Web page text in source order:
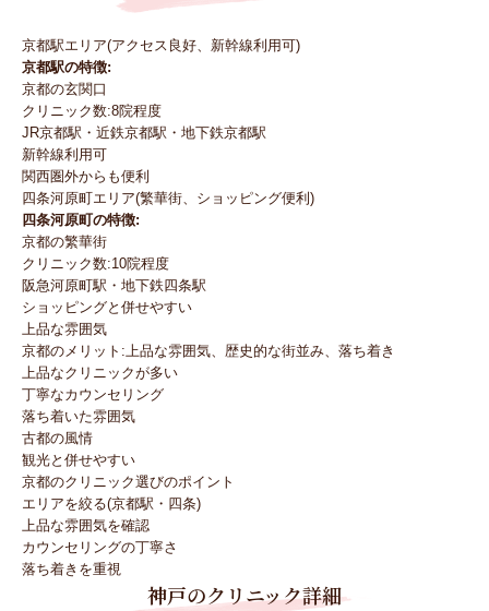
京都駅エリア(アクセス良好、新幹線利用可)
京都駅の特徴:
京都の玄関口
クリニック数:8院程度
JR京都駅・近鉄京都駅・地下鉄京都駅
新幹線利用可
関西圏外からも便利
四条河原町エリア(繁華街、ショッピング便利)
四条河原町の特徴:
京都の繁華街
クリニック数:10院程度
阪急河原町駅・地下鉄四条駅
ショッピングと併せやすい
上品な雰囲気
京都のメリット:上品な雰囲気、歴史的な街並み、落ち着き
上品なクリニックが多い
丁寧なカウンセリング
落ち着いた雰囲気
古都の風情
観光と併せやすい
京都のクリニック選びのポイント
エリアを絞る(京都駅・四条)
上品な雰囲気を確認
カウンセリングの丁寧さ
落ち着きを重視
神戸のクリニック詳細